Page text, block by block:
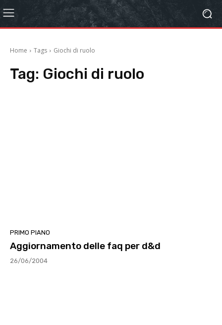
Home Tags Giochi di ruolo
Tag: Giochi di ruolo
PRIMO PIANO
Aggiornamento delle faq per d&d
26/06/2004